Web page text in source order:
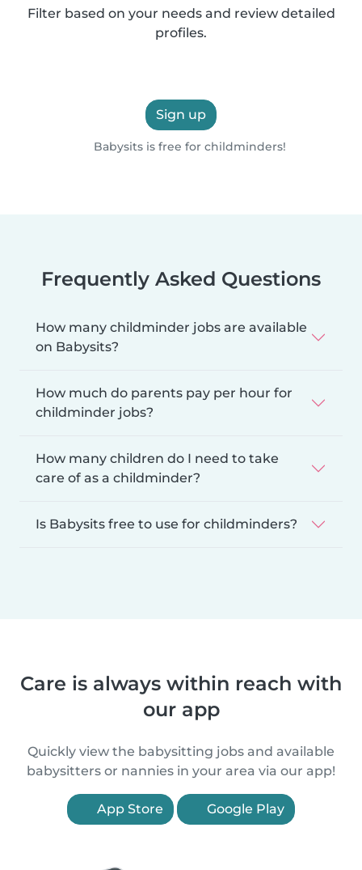
Filter based on your needs and review detailed
profiles.
Sign up
Babysits is free for childminders!
Frequently Asked Questions
How many childminder jobs are available
on Babysits?
How much do parents pay per hour for
childminder jobs?
How many children do I need to take
care of as a childminder?
Is Babysits free to use for childminders?
Care is always within reach with
our app
Quickly view the babysitting jobs and available
babysitters or nannies in your area via our app!
App Store Google Play